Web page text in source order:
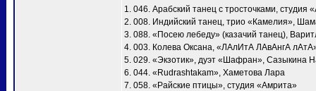
1. 046. Арабский танец с тросточками, студия
2. 008. Индийский танец, трио «Камелия»,
3. 088. «Посею лебеду» (казачий танец),
4. 003. Колева Оксана, «ЛАлИтА ЛАвАнгА
5. 029. «Экзотик», дуэт «Шафран», Сазыкина
6. 044. «Rudrashtakam», Хаметова Лара
7. 058. «Райские птицы», студия «Амрита»